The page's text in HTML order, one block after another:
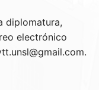
diplomatura,
electrónico